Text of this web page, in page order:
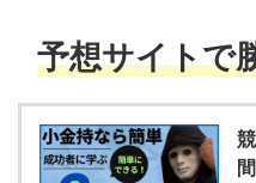
予想サイトで